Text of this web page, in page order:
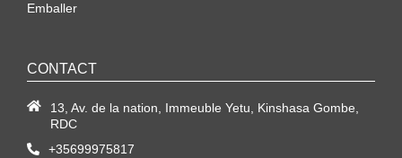
Emballer
CONTACT
13, Av. de la nation, Immeuble Yetu, Kinshasa Gombe,
RDC
+35699975817